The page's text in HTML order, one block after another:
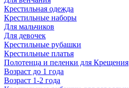
Крестильная одежда
Крестильные наборы
Для мальчиков
Для девочек
Крестильные рубашки
Крестильные платья
Полотенца и пеленки для Крещения
Возраст до 1 года
Возраст 1-2 года